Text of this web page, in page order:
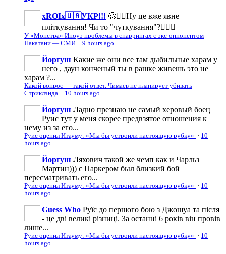
xROIx🇺🇦УКР!!! 🥴☝🏼Ну це вже явне
пліткування! Чи то "чуткування"?👈🏼🤡
У «Монстра» Иноуэ проблемы в спаррингах с экс-оппонентом
Накатани — СМИ · 9 hours ago
Йоргуш Какие же они все там дыбильные харам у
него , даун конченый ты в рашке живешь это не
харам ?...
Какой вопрос — такой ответ. Чимаев не планирует убивать
Стриклэнда · 10 hours ago
Йоргуш Ладно презнаю не самый херовый боец
Руис тут у меня скорее предвзятое отношения к
нему из за его...
Руис оценил Итауму: «Мы бы устроили настоящую рубку» · 10
hours ago
Йоргуш Ляхович такой же чемп как и Чарльз
Мартин))) с Паркером был близкий бой
пересматривать его...
Руис оценил Итауму: «Мы бы устроили настоящую рубку» · 10
hours ago
Guess Who Руїс до першого бою з Джошуа та після
- це дві великі різниці. За останні 6 років він провів
лише...
Руис оценил Итауму: «Мы бы устроили настоящую рубку» · 10
hours ago